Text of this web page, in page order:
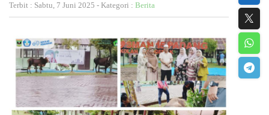
Terbit : Sabtu, 7 Juni 2025 - Kategori : Berita